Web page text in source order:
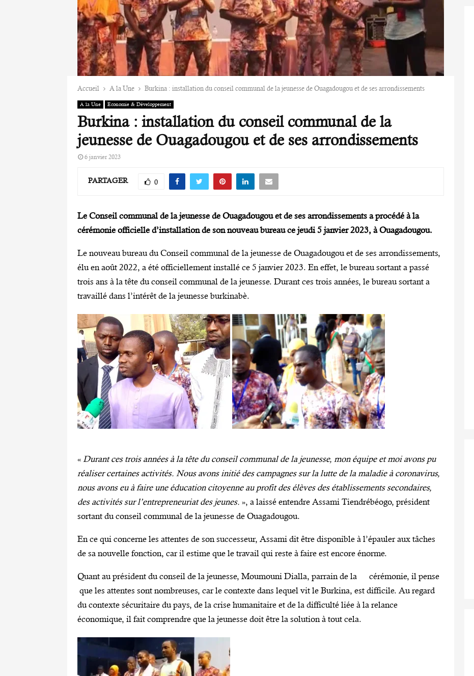
Accueil A la Une Burkina : installation du conseil communal de la jeunesse de Ouagadougou et de ses arrondissements
A la Une Economie & Développement
Burkina : installation du conseil communal de la
jeunesse de Ouagadougou et de ses arrondissements
6 janvier 2023
PARTAGER 0
Le Conseil communal de la jeunesse de Ouagadougou et de ses arrondissements a procédé à la
cérémonie officielle d’installation de son nouveau bureau ce jeudi 5 janvier 2023, à Ouagadougou.
Le nouveau bureau du Conseil communal de la jeunesse de Ouagadougou et de ses arrondissements,
élu en août 2022, a été officiellement installé ce 5 janvier 2023. En effet, le bureau sortant a passé
trois ans à la tête du conseil communal de la jeunesse. Durant ces trois années, le bureau sortant a
travaillé dans l’intérêt de la jeunesse burkinabè.
« Durant ces trois années à la tête du conseil communal de la jeunesse, mon équipe et moi avons pu
réaliser certaines activités. Nous avons initié des campagnes sur la lutte de la maladie à coronavirus,
nous avons eu à faire une éducation citoyenne au profit des élèves des établissements secondaires,
des activités sur l’entrepreneuriat des jeunes. », a laissé entendre Assami Tiendrébéogo, président
sortant du conseil communal de la jeunesse de Ouagadougou.
En ce qui concerne les attentes de son successeur, Assami dit être disponible à l’épauler aux tâches
de sa nouvelle fonction, car il estime que le travail qui reste à faire est encore énorme.
Quant au président du conseil de la jeunesse, Moumouni Dialla, parrain de la cérémonie, il pense
que les attentes sont nombreuses, car le contexte dans lequel vit le Burkina, est difficile. Au regard
du contexte sécuritaire du pays, de la crise humanitaire et de la difficulté liée à la relance
économique, il fait comprendre que la jeunesse doit être la solution à tout cela.